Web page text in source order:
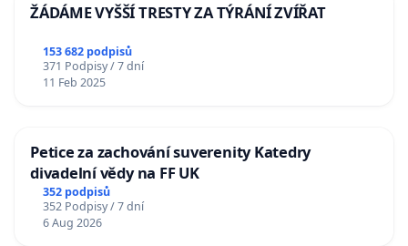
ŽÁDÁME VYŠŠÍ TRESTY ZA TÝRÁNÍ ZVÍŘAT
153 682 podpisů
371 Podpisy / 7 dní
11 Feb 2025
Petice za zachování suverenity Katedry
divadelní vědy na FF UK
352 podpisů
352 Podpisy / 7 dní
6 Aug 2026